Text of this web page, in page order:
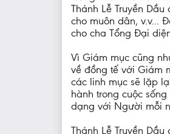
Thánh Lễ Truyền
cho muôn dân, v.v...
cho cha Tổng Đại
Vì Giám mục cũng
về đồng tế với Giám
các linh mục sẽ lặp
hành trong cuộc
dạng với Người mỗi
Thánh Lễ Truyền